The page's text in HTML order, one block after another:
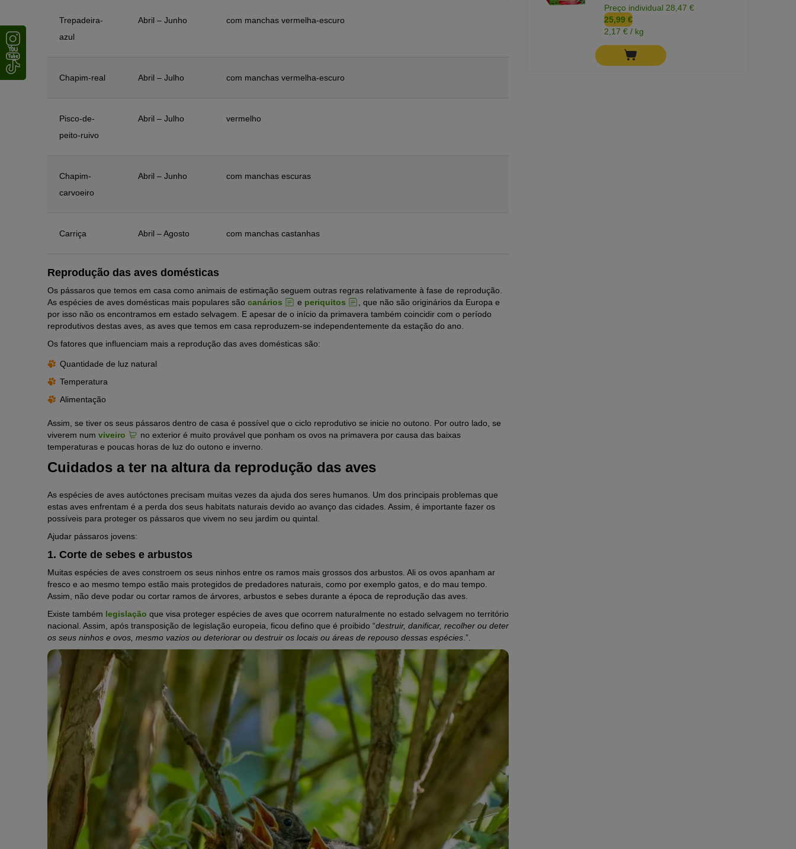
Trepadeira-
azul
Abril – Junho com manchas vermelha-escuro
Chapim-real Abril – Julho com manchas vermelha-escuro
Pisco-de-
peito-ruivo
Abril – Julho vermelho
Chapim-
carvoeiro
Abril – Junho com manchas escuras
Carriça Abril – Agosto com manchas castanhas
Reprodução das aves domésticas
Os pássaros que temos em casa como animais de estimação seguem outras regras relativamente à fase de reprodução.
As espécies de aves domésticas mais populares são canários e periquitos
, que não são originários da Europa e
por isso não os encontramos em estado selvagem. E apesar de o início da primavera também coincidir com o período
reprodutivos destas aves, as aves que temos em casa reproduzem-se independentemente da estação do ano.
Os fatores que influenciam mais a reprodução das aves domésticas são:
Quantidade de luz natural
Temperatura
Alimentação
Assim, se tiver os seus pássaros dentro de casa é possível que o ciclo reprodutivo se inicie no outono. Por outro lado, se
viverem num viveiro
no exterior é muito provável que ponham os ovos na primavera por causa das baixas
temperaturas e poucas horas de luz do outono e inverno.
Cuidados a ter na altura da reprodução das aves
As espécies de aves autóctones precisam muitas vezes da ajuda dos seres humanos. Um dos principais problemas que
estas aves enfrentam é a perda dos seus habitats naturais devido ao avanço das cidades. Assim, é importante fazer os
possíveis para proteger os pássaros que vivem no seu jardim ou quintal.
Ajudar pássaros jovens:
1. Corte de sebes e arbustos
Muitas espécies de aves constroem os seus ninhos entre os ramos mais grossos dos arbustos. Ali os ovos apanham ar
fresco e ao mesmo tempo estão mais protegidos de predadores naturais, como por exemplo gatos, e do mau tempo.
Assim, não deve podar ou cortar ramos de árvores, arbustos e sebes durante a época de reprodução das aves.
Existe também legislação que visa proteger espécies de aves que ocorrem naturalmente no estado selvagem no território
nacional. Assim, após transposição de legislação europeia, ficou defino que é proibido “destruir, danificar, recolher ou deter
os seus ninhos e ovos, mesmo vazios ou deteriorar ou destruir os locais ou áreas de repouso dessas espécies .”.
Preço individual 28,47 €
25,99 €
2,17 € / kg